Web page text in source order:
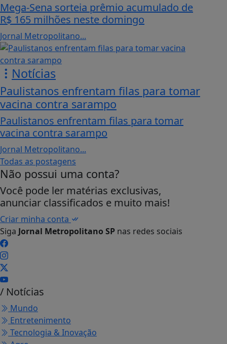
Mega-Sena sorteia prêmio acumulado de
R$ 165 milhões neste domingo
Jornal Metropolitano...
Notícias
Paulistanos enfrentam filas para tomar
vacina contra sarampo
Paulistanos enfrentam filas para tomar
vacina contra sarampo
Jornal Metropolitano...
Todas as postagens
Não possui uma conta?
Você pode ler matérias exclusivas,
anunciar classificados e muito mais!
Criar minha conta
Siga Jornal Metropolitano SP nas redes sociais
/ Notícias
Mundo
Entretenimento
Tecnologia & Inovação